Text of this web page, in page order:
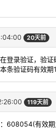
20天前
在登录验证，验
条验证码有效期
119天前
：608054(有效